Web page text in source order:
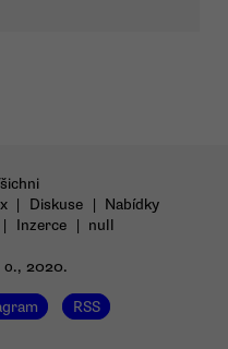
| Diskuse | Nabídky
| Inzerce | null
o., 2020.
RSS